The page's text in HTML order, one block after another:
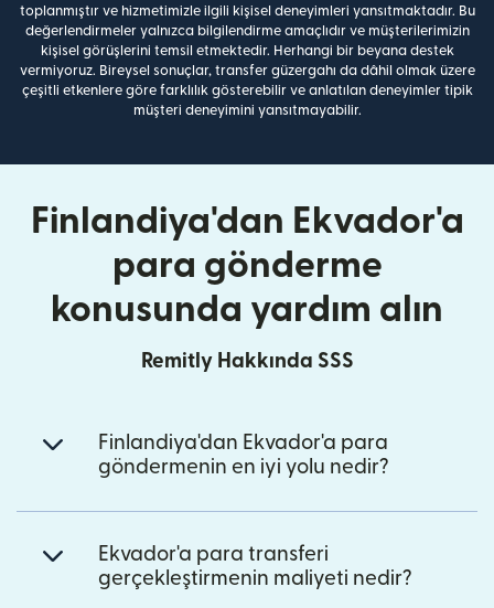
toplanmıştır ve hizmetimizle ilgili kişisel deneyimleri yansıtmaktadır. Bu
değerlendirmeler yalnızca bilgilendirme amaçlıdır ve müşterilerimizin
kişisel görüşlerini temsil etmektedir. Herhangi bir beyana destek
vermiyoruz. Bireysel sonuçlar, transfer güzergahı da dâhil olmak üzere
çeşitli etkenlere göre farklılık gösterebilir ve anlatılan deneyimler tipik
müşteri deneyimini yansıtmayabilir.
Finlandiya'dan Ekvador'a
para gönderme
konusunda yardım alın
Remitly Hakkında SSS
Finlandiya'dan Ekvador'a para
göndermenin en iyi yolu nedir?
Ekvador'a para transferi
gerçekleştirmenin maliyeti nedir?